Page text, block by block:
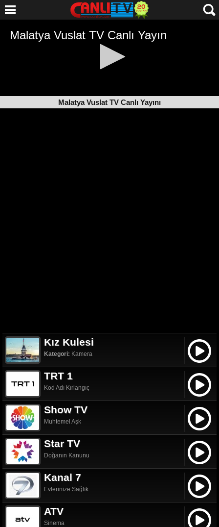
Malatya Vuslat TV Canlı Yayını
Kız Kulesi
Kategori: Kamera
TRT 1
Kod Adı Kırlangıç
Show TV
Muhtemel Aşk
Star TV
Doğanın Kanunu
Kanal 7
Evlerinize Sağlık
ATV
Sinema